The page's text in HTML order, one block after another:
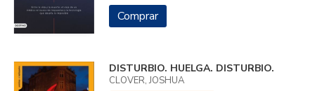
Comprar
DISTURBIO. HUELGA. DISTURBIO.
CLOVER, JOSHUA